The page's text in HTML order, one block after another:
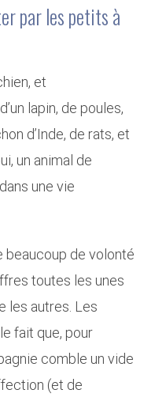
par les petits à
et
lapin, de poules,
d’Inde, de rats, et
un animal de
une vie
beaucoup de volonté
toutes les unes
les autres. Les
fait que, pour
comble un vide
(et de